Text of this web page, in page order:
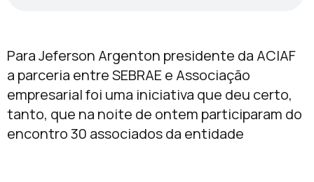
Para Jeferson Argenton presidente da ACIAF
a parceria entre SEBRAE e Associação
empresarial foi uma iniciativa que deu certo,
tanto, que na noite de ontem participaram do
encontro 30 associados da entidade